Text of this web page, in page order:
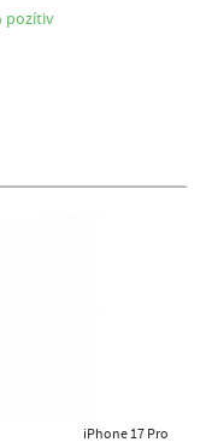
pozítiv
iPhone 17 Pro